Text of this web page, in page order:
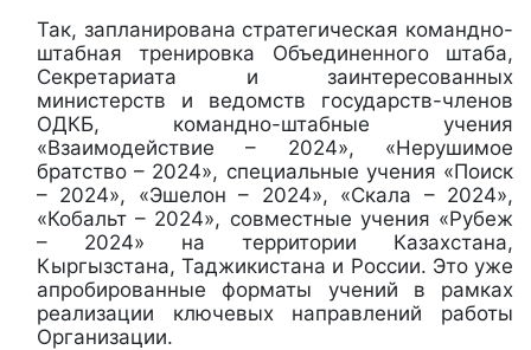
Так, запланирована стратегическая командно-
штабная тренировка Объединенного штаба,
Секретариата и заинтересованных
министерств и ведомств государств-членов
ОДКБ, командно-штабные учения
«Взаимодействие – 2024», «Нерушимое
братство – 2024», специальные учения «Поиск
– 2024», «Эшелон – 2024», «Скала – 2024»,
«Кобальт – 2024», совместные учения «Рубеж
– 2024» на территории Казахстана,
Кыргызстана, Таджикистана и России. Это уже
апробированные форматы учений в рамках
реализации ключевых направлений работы
Организации.